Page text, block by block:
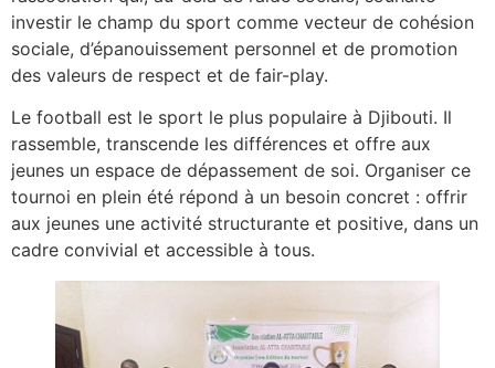
investir le champ du sport comme vecteur de cohésion
sociale, d’épanouissement personnel et de promotion
des valeurs de respect et de fair-play.
Le football est le sport le plus populaire à Djibouti. Il
rassemble, transcende les différences et offre aux
jeunes un espace de dépassement de soi. Organiser ce
tournoi en plein été répond à un besoin concret : offrir
aux jeunes une activité structurante et positive, dans un
cadre convivial et accessible à tous.